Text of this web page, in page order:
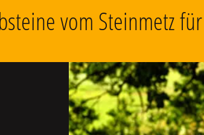
vom Steinmetz